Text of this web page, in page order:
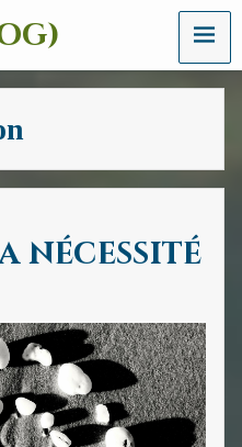
MENU
nécessité